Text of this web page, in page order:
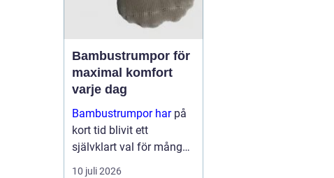
Bambustrumpor för
maximal komfort
varje dag
Bambustrumpor harpå
kort tid blivit ett
självklart val för många
som vill kombinera
10 juli 2026